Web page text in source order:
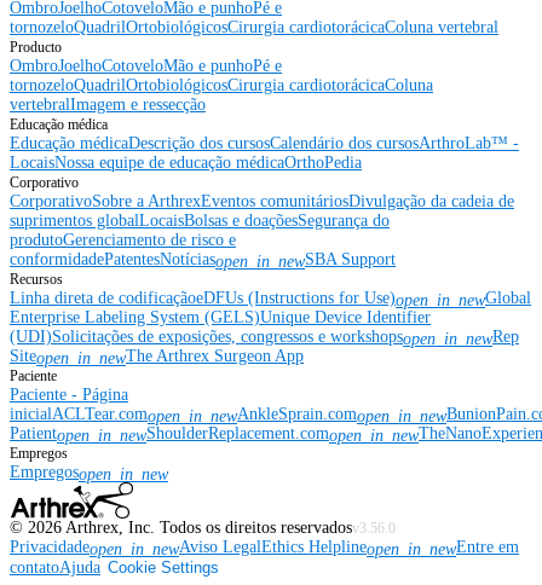
OmbroJoelhoCotoveloMão e punhoPé e
tornozeloQuadrilOrtobiológicosCirurgia cardiotorácicaColuna vertebral
Producto
OmbroJoelhoCotoveloMão e punhoPé e
tornozeloQuadrilOrtobiológicosCirurgia cardiotorácicaColuna
vertebralImagem e ressecção
Educação médica
Educação médicaDescrição dos cursosCalendário dos cursosArthroLab™ -
LocaisNossa equipe de educação médicaOrthoPedia
Corporativo
CorporativoSobre a ArthrexEventos comunitáriosDivulgação da cadeia de
suprimentos globalLocaisBolsas e doaçõesSegurança do
produtoGerenciamento de risco e
conformidadePatentesNotíciasopen_in_newSBA Support
Recursos
Linha direta de codificaçãoeDFUs (Instructions for Use)open_in_newGlobal
Enterprise Labeling System (GELS)Unique Device Identifier
(UDI)Solicitações de exposições, congressos e workshopsopen_in_newRep
Siteopen_in_newThe Arthrex Surgeon App
Paciente
Paciente - Página
inicial ACLTear.comopen_in_newAnkleSprain.comopen_in_new
Patientopen_in_newShoulderReplacement.comopen_in_new
Empregos
Empregosopen_in_new
© 2026 Arthrex, Inc. Todos os direitos reservadosv3.56.0
Privacidadeopen_in_newAviso LegalEthics Helplineopen_in_newEntre em
contatoAjuda Cookie Settings